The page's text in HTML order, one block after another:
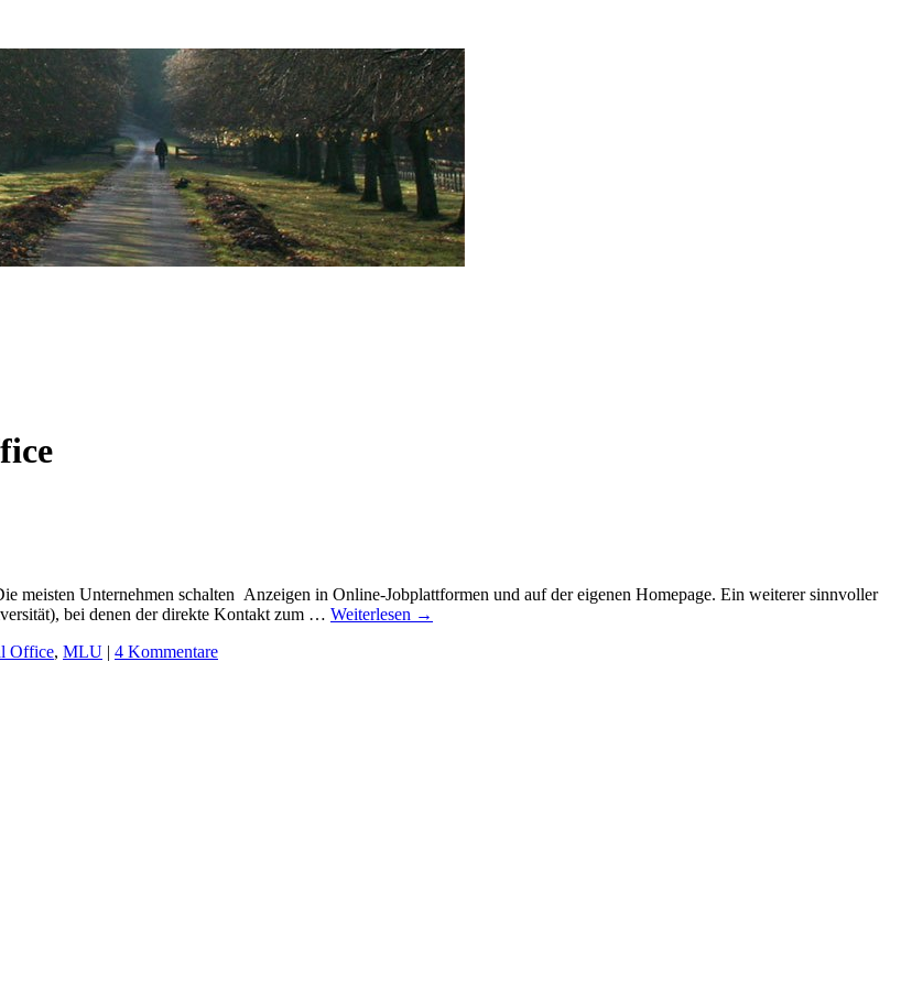
meisten Unternehmen schalten Anzeigen in Online-Jobplattformen und auf der eigenen Homepage. Ein weiterer sinnvoller
bei denen der direkte Kontakt zum … Weiterlesen →
Office, MLU | 4 Kommentare